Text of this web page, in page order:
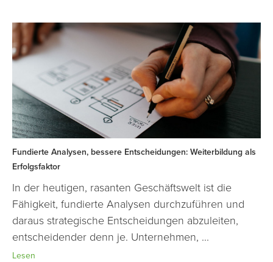
Fundierte Analysen, bessere Entscheidungen: Weiterbildung als
Erfolgsfaktor
In der heutigen, rasanten Geschäftswelt ist die
Fähigkeit, fundierte Analysen durchzuführen und
daraus strategische Entscheidungen abzuleiten,
entscheidender denn je. Unternehmen, ...
Lesen